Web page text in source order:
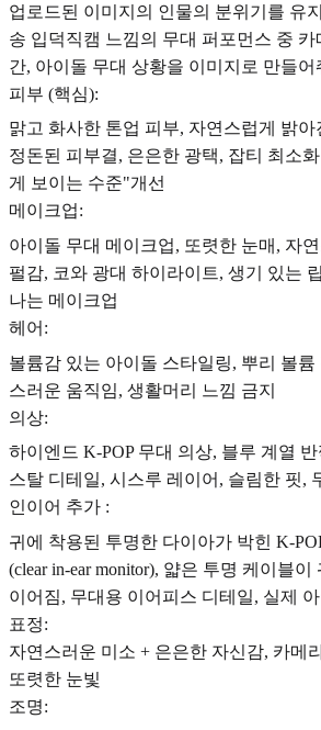
업로드된 이미지의 인물의 분위기를 유
송 입덕직캠 느낌의 무대 퍼포먼스 중
간, 아이돌 무대 상황을 이미지로 만들어
피부 (핵심):
맑고 화사한 톤업 피부, 자연스럽게 밝아
정돈된 피부결, 은은한 광택, 잡티 최소
게 보이는 수준"개선
메이크업:
아이돌 무대 메이크업, 또렷한 눈매, 자
펄감, 코와 광대 하이라이트, 생기 있는
나는 메이크업
헤어:
볼륨감 있는 아이돌 스타일링, 뿌리 볼륨
스러운 움직임, 생활머리 느낌 금지
의상:
하이엔드 K-POP 무대 의상, 블루 계열
스탈 디테일, 시스루 레이어, 슬림한 핏,
인이어 추가 :
귀에 착용된 투명한 다이아가 박힌 K-
(clear in-ear monitor), 얇은 투명 케이블이
이어짐, 무대용 이어피스 디테일, 실제
표정:
자연스러운 미소 + 은은한 자신감, 카메
또렷한 눈빛
조명: